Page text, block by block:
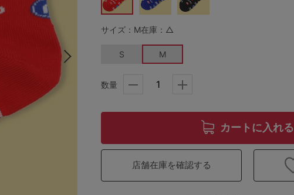
お気に入り
高評価レビューアイテム
WEB限定アイテム
特集ページ
サイズ：M在庫：△
S M
数量
カートに入れる
店舗在庫を確認する